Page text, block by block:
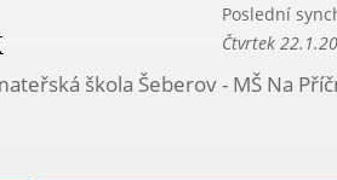
Poslední
Čtvrtek
škola Šeberov - MŠ Na